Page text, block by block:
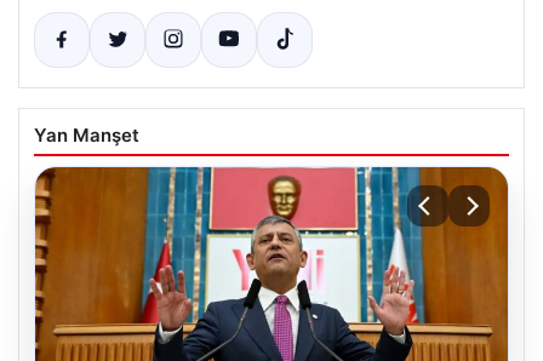
Yan Manşet